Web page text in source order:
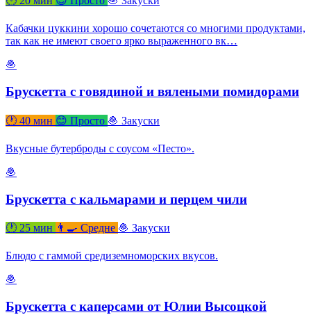
Кабачки цуккини хорошо сочетаются со многими продуктами,
так как не имеют своего ярко выраженного вк…
🧆
Брускетта с говядиной и вялеными помидорами
🕐 40 мин 😊 Просто 🧆 Закуски
Вкусные бутерброды с соусом «Песто».
🧆
Брускетта с кальмарами и перцем чили
🕐 25 мин 👨‍🍳 Средне 🧆 Закуски
Блюдо с гаммой средиземноморских вкусов.
🧆
Брускетта с каперсами от Юлии Высоцкой